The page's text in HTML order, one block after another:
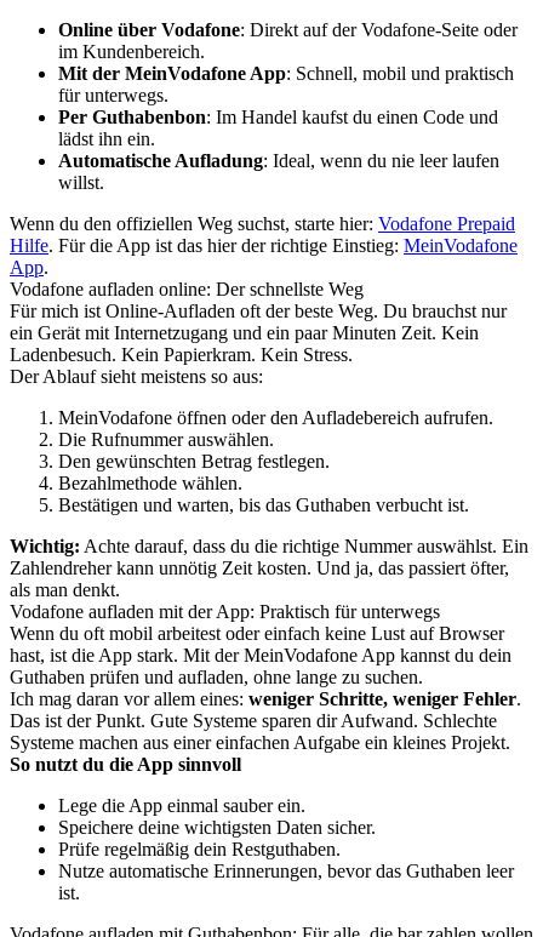
Online über Vodafone: Direkt auf der Vodafone-Seite oder
im Kundenbereich.
Mit der MeinVodafone App: Schnell, mobil und praktisch
für unterwegs.
Per Guthabenbon: Im Handel kaufst du einen Code und
lädst ihn ein.
Automatische Aufladung: Ideal, wenn du nie leer laufen
willst.
Wenn du den offiziellen Weg suchst, starte hier: Vodafone Prepaid
Hilfe. Für die App ist das hier der richtige Einstieg: MeinVodafone
App.
Vodafone aufladen online: Der schnellste Weg
Für mich ist Online-Aufladen oft der beste Weg. Du brauchst nur
ein Gerät mit Internetzugang und ein paar Minuten Zeit. Kein
Ladenbesuch. Kein Papierkram. Kein Stress.
Der Ablauf sieht meistens so aus:
MeinVodafone öffnen oder den Aufladebereich aufrufen.
Die Rufnummer auswählen.
Den gewünschten Betrag festlegen.
Bezahlmethode wählen.
Bestätigen und warten, bis das Guthaben verbucht ist.
Wichtig: Achte darauf, dass du die richtige Nummer auswählst. Ein
Zahlendreher kann unnötig Zeit kosten. Und ja, das passiert öfter,
als man denkt.
Vodafone aufladen mit der App: Praktisch für unterwegs
Wenn du oft mobil arbeitest oder einfach keine Lust auf Browser
hast, ist die App stark. Mit der MeinVodafone App kannst du dein
Guthaben prüfen und aufladen, ohne lange zu suchen.
Ich mag daran vor allem eines: weniger Schritte, weniger Fehler.
Das ist der Punkt. Gute Systeme sparen dir Aufwand. Schlechte
Systeme machen aus einer einfachen Aufgabe ein kleines Projekt.
So nutzt du die App sinnvoll
Lege die App einmal sauber ein.
Speichere deine wichtigsten Daten sicher.
Prüfe regelmäßig dein Restguthaben.
Nutze automatische Erinnerungen, bevor das Guthaben leer
ist.